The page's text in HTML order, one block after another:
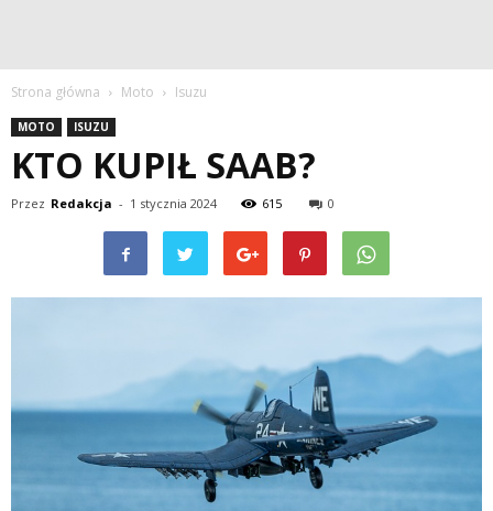
Strona główna Moto Isuzu
MOTO ISUZU
KTO KUPIŁ SAAB?
Przez Redakcja - 1 stycznia 2024 615 0